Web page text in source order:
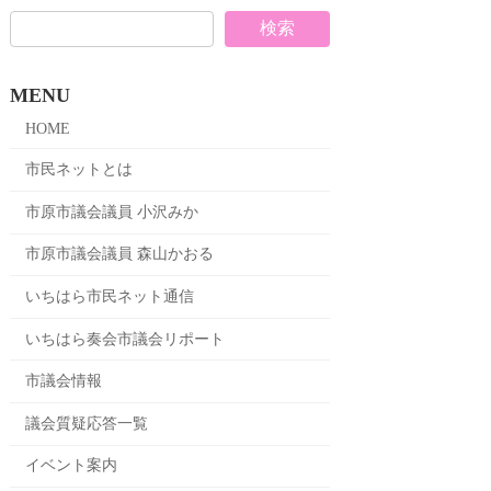
検索
MENU
HOME
市民ネットとは
市原市議会議員 小沢みか
市原市議会議員 森山かおる
いちはら市民ネット通信
いちはら奏会市議会リポート
市議会情報
議会質疑応答一覧
イベント案内